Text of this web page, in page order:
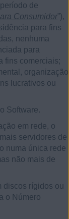
de
Consumidor”),
para fins
nenhuma
para
fins comerciais;
organização
lucrativos ou
Software.
em rede, o
servidores de
numa única rede
não mais de
discos rígidos ou
o Número